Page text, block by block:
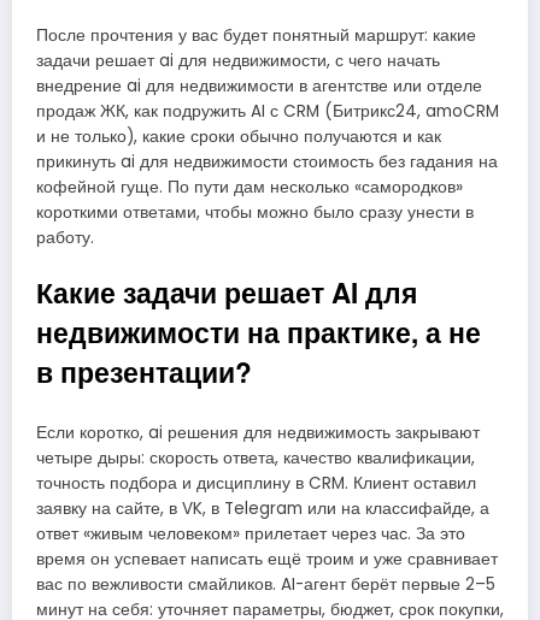
После прочтения у вас будет понятный маршрут: какие
задачи решает ai для недвижимости, с чего начать
внедрение ai для недвижимости в агентстве или отделе
продаж ЖК, как подружить AI с CRM (Битрикс24, amoCRM
и не только), какие сроки обычно получаются и как
прикинуть ai для недвижимости стоимость без гадания на
кофейной гуще. По пути дам несколько «самородков»
короткими ответами, чтобы можно было сразу унести в
работу.
Какие задачи решает AI для
недвижимости на практике, а не
в презентации?
Если коротко, ai решения для недвижимость закрывают
четыре дыры: скорость ответа, качество квалификации,
точность подбора и дисциплину в CRM. Клиент оставил
заявку на сайте, в VK, в Telegram или на классифайде, а
ответ «живым человеком» прилетает через час. За это
время он успевает написать ещё троим и уже сравнивает
вас по вежливости смайликов. AI-агент берёт первые 2–5
минут на себя: уточняет параметры, бюджет, срок покупки,